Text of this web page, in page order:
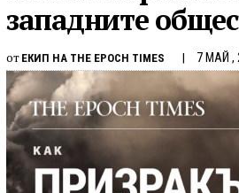
западните
от ЕКИП НА THE EPOCH TIMES 7 МАЙ ,